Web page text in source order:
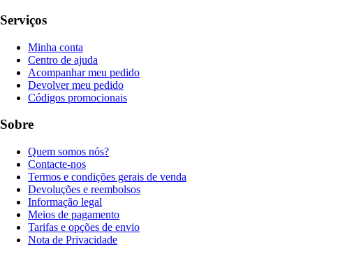
Serviços
Minha conta
Centro de ajuda
Acompanhar meu pedido
Devolver meu pedido
Códigos promocionais
Sobre
Quem somos nós?
Contacte-nos
Termos e condições gerais de venda
Devoluções e reembolsos
Informação legal
Meios de pagamento
Tarifas e opções de envio
Nota de Privacidade